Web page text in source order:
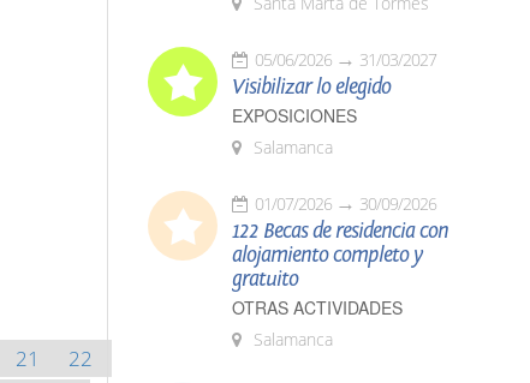
21
22
05/06/2026 31/03/2027
Visibilizar lo elegido
EXPOSICIONES
Salamanca
01/07/2026 30/09/2026
122 Becas de residencia con
alojamiento completo y
gratuito
OTRAS ACTIVIDADES
Salamanca